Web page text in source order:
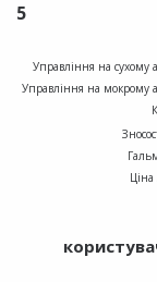
5
Управління на сухому
Управління на мокрому
Ціна